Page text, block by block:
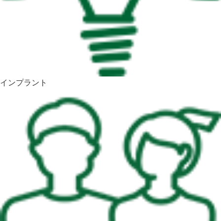
インプラント